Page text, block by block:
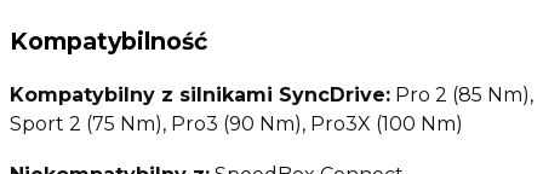
Kompatybilność
Kompatybilny z silnikami SyncDrive: Pro 2 (85 Nm),
Sport 2 (75 Nm), Pro3 (90 Nm), Pro3X (100 Nm)